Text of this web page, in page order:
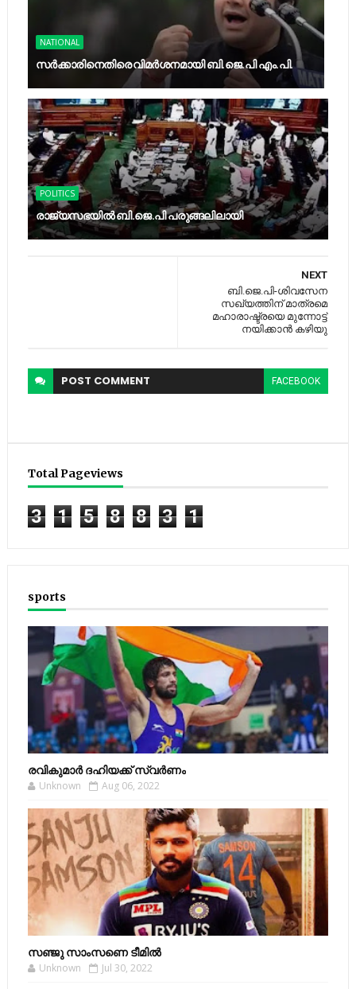
NATIONAL
സര്‍ക്കാരിനെതിരെ വിമര്‍ശനമായി ബി.ജെ.പി എം.പി.
POLITICS
രാജ്യസഭയില്‍ ബി.ജെ.പി പരുങ്ങലിലായി
NEXT
ബി.ജെ.പി-ശിവസേന
സഖ്യത്തിന് മാത്രമെ
മഹാരാഷ്ട്രയെ മുന്നോട്ട്
നയിക്കാന്‍ കഴിയു
POST COMMENT FACEBOOK
Total Pageviews
3 1 5 8 8 3 1
sports
രവികുമാര്‍ ദഹിയക്ക് സ്വര്‍ണം
Unknown Aug 06, 2022
സഞ്ജു സാംസണെ ടീമില്‍
Unknown Jul 30, 2022